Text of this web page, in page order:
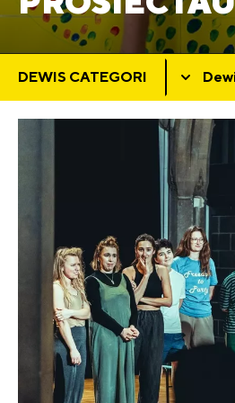
DEWIS CATEGORI